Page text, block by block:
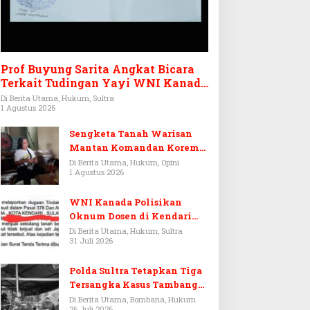
Prof Buyung Sarita Angkat Bicara
Terkait Tudingan Yayi WNI Kanada
Ditagih Utang Rp3,6 Miliar
Di Berita Utama, Hukum, Sultra
1 Agustus 2026
Sengketa Tanah Warisan
Mantan Komandan Korem
143/HO, Ketika Warisan
Menjadi Arena Pemerasan
Di Berita Utama, Hukum, Opini
1 Agustus 2026
WNI Kanada Polisikan
Oknum Dosen di Kendari
Terkait Aset Puluhan Miliar
Di Berita Utama, Hukum, Sultra
31 Juli 2026
Polda Sultra Tetapkan Tiga
Tersangka Kasus Tambang
Emas Ilegal di Bombana
Di Berita Utama, Bombana, Hukum